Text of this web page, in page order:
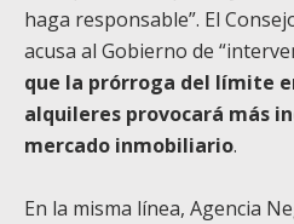
haga responsable”. El
acusa al Gobierno de
que la prórroga del límite
alquileres provocará más
mercado inmobiliario.
En la misma línea, Agencia